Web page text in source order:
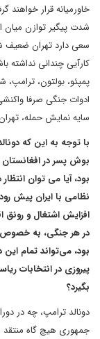
خاورمیانه قرار خواهند
شدت پیگیر توازن میان
سعی دارد تهران ضعیف
کارآیی چندانی نداشته
پمپئو، بولتون، ترامپ،
ادوات جنگی صرفا
سایه نمایش حمله،
با توجه به این که
بوش پسر در افغانستان
بود، آیا می توان
نظامی با ایران پیش
افزایش اشتغال و رونق
در هر جنگی، به خصوص
بود، می‌تواند تمام
بگیرد؟
دونالد ترامپ، چه در
جمهوری هیچ گاه